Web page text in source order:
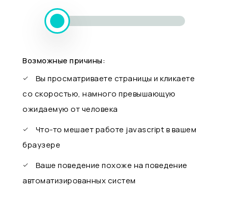
Возможные причины:
Вы просматриваете страницы и кликаете
со скоростью, намного превышающую
ожидаемую от человека
Что-то мешает работе javascript в вашем
браузере
Ваше поведение похоже на поведение
автоматизированных систем